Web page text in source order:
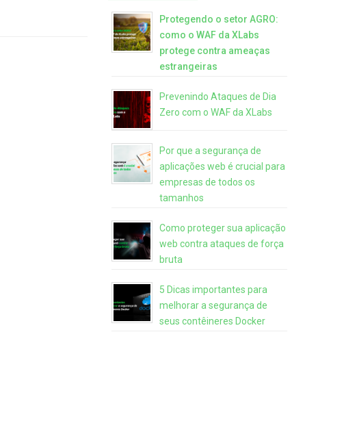
Protegendo o setor AGRO:
como o WAF da XLabs
protege contra ameaças
estrangeiras
Prevenindo Ataques de Dia
Zero com o WAF da XLabs
Por que a segurança de
aplicações web é crucial para
empresas de todos os
tamanhos
Como proteger sua aplicação
web contra ataques de força
bruta
5 Dicas importantes para
melhorar a segurança de
seus contêineres Docker